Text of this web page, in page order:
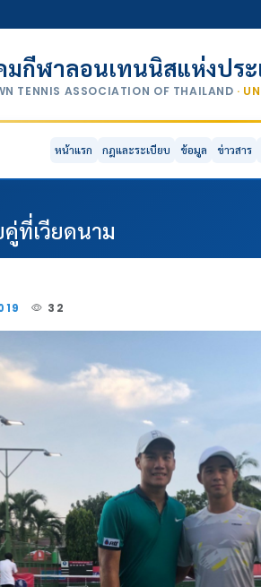
มกีฬาลอนเทนนิสแห่งปร
TENNIS ASSOCIATION OF THAILAND ·
หน้าแรก กฎและระเบียบ ข้อมูล ข่าวสาร
ที่เวียดนาม
32